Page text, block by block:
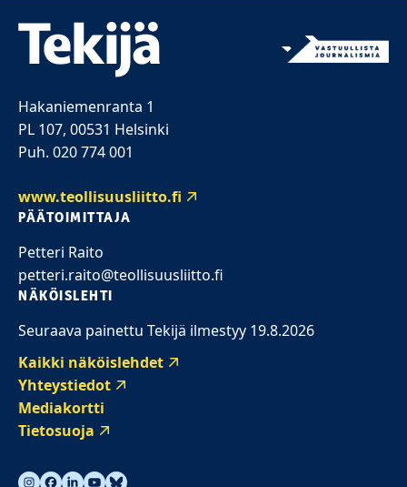
Hakaniemenranta 1
PL 107, 00531 Helsinki
Puh. 020 774 001
www.teollisuusliitto.fi
PÄÄTOIMITTAJA
Petteri Raito
petteri.raito@teollisuusliitto.fi
NÄKÖISLEHTI
Seuraava painettu Tekijä ilmestyy 19.8.2026
Kaikki näköislehdet
Yhteystiedot
Mediakortti
Tietosuoja